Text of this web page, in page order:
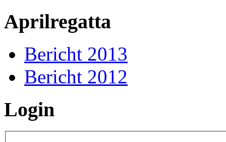
Aprilregatta
Bericht 2013
Bericht 2012
Login